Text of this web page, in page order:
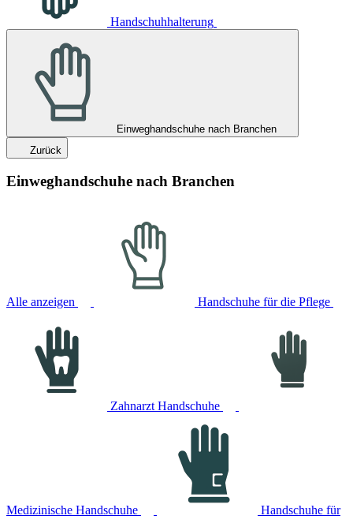
Handschuhhalterung
Einweghandschuhe nach Branchen
Zurück
Einweghandschuhe nach Branchen
Alle anzeigen Handschuhe für die Pflege
Zahnarzt Handschuhe
Medizinische Handschuhe Handschuhe für